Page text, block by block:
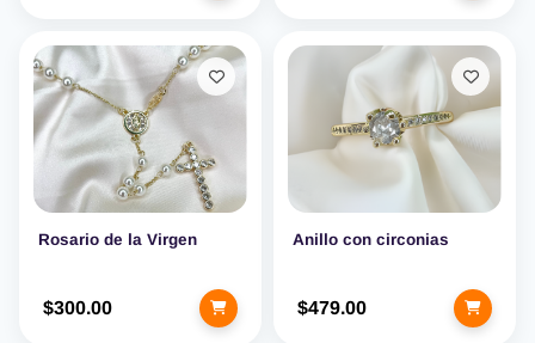
Rosario de la Virgen
$300.00
Anillo con circonias
$479.00